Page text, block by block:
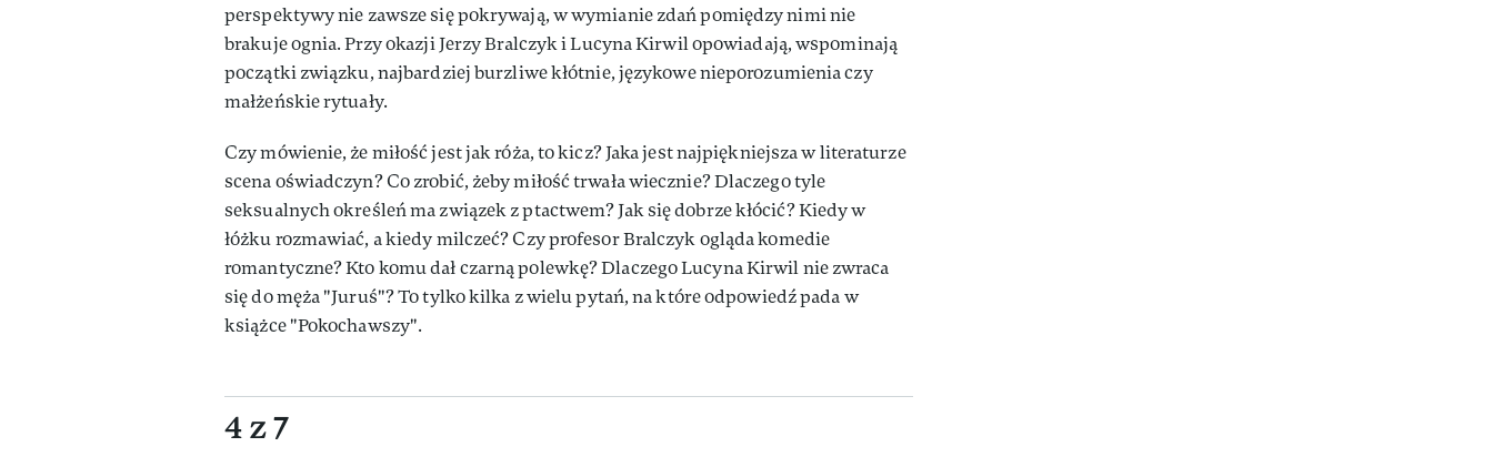
perspektywy nie zawsze się pokrywają, w wymianie zdań pomiędzy nimi nie
brakuje ognia. Przy okazji Jerzy Bralczyk i Lucyna Kirwil opowiadają, wspominają
początki związku, najbardziej burzliwe kłótnie, językowe nieporozumienia czy
małżeńskie rytuały.
Czy mówienie, że miłość jest jak róża, to kicz? Jaka jest najpiękniejsza w literaturze
scena oświadczyn? Co zrobić, żeby miłość trwała wiecznie? Dlaczego tyle
seksualnych określeń ma związek z ptactwem? Jak się dobrze kłócić? Kiedy w
łóżku rozmawiać, a kiedy milczeć? Czy profesor Bralczyk ogląda komedie
romantyczne? Kto komu dał czarną polewkę? Dlaczego Lucyna Kirwil nie zwraca
się do męża "Juruś"? To tylko kilka z wielu pytań, na które odpowiedź pada w
książce "Pokochawszy".
4 z 7